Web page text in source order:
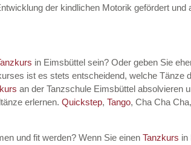
Mail
der kindlichen Motorik gefördert
in Eimsbüttel sein? Oder geben Sie
ist es stets entscheidend, welche Tänze
an der Tanzschule Eimsbüttel absolvieren
erlernen. Quickstep, Tango, Cha Cha Cha,
und fit werden? Wenn Sie einen Tanzkurs in